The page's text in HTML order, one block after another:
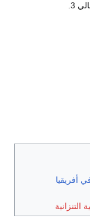
أفريقيا
التنزانية